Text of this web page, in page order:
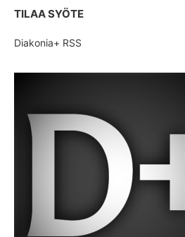
TILAA SYÖTE
Diakonia+ RSS